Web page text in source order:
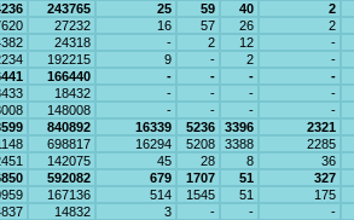
243765 25 59 40
2
27232 16 57 26
2
24318 - 2 12
-
192215 9 - 2
-
166440 - - -
-
18432 - - -
-
148008 - - -
-
840892 16339 5236 3396
2321
698817 16294 5208 3388
2285
142075 45 28 8
36
592082 679 1707 51
327
167136 514 1545 51
175
14832 3 - -
-